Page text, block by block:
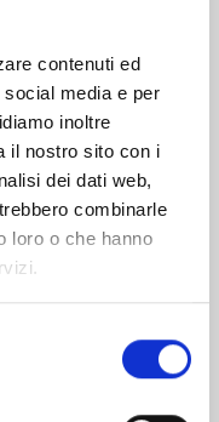
contenuti ed
media e per
inoltre
il nostro sito con i
dei dati web,
combinarle
loro o che hanno